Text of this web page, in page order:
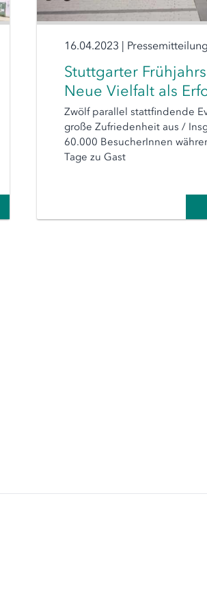
16.04.2023 | Pressemitteilung
Stuttgarter
Neue Vielfalt als
Zwölf parallel stattfindende
große Zufriedenheit aus /
60.000 BesucherInnen
Tage zu Gast